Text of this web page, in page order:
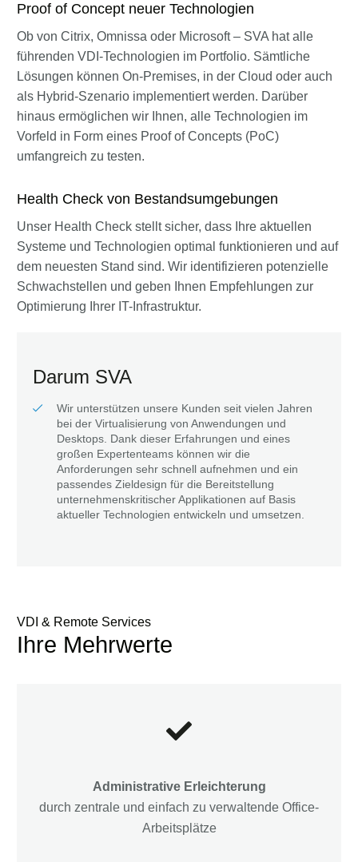
Proof of Concept neuer Technologien
Ob von Citrix, Omnissa oder Microsoft – SVA hat alle
führenden VDI-Technologien im Portfolio. Sämtliche
Lösungen können On-Premises, in der Cloud oder auch
als Hybrid-Szenario implementiert werden. Darüber
hinaus ermöglichen wir Ihnen, alle Technologien im
Vorfeld in Form eines Proof of Concepts (PoC)
umfangreich zu testen.
Health Check von Bestandsumgebungen
Unser Health Check stellt sicher, dass Ihre aktuellen
Systeme und Technologien optimal funktionieren und auf
dem neuesten Stand sind. Wir identifizieren potenzielle
Schwachstellen und geben Ihnen Empfehlungen zur
Optimierung Ihrer IT-Infrastruktur.
Darum SVA
Wir unterstützen unsere Kunden seit vielen Jahren
bei der Virtualisierung von Anwendungen und
Desktops. Dank dieser Erfahrungen und eines
großen Expertenteams können wir die
Anforderungen sehr schnell aufnehmen und ein
passendes Zieldesign für die Bereitstellung
unternehmenskritischer Applikationen auf Basis
aktueller Technologien entwickeln und umsetzen.
VDI & Remote Services
Ihre Mehrwerte
Administrative Erleichterung
durch zentrale und einfach zu verwaltende Office-
Arbeitsplätze